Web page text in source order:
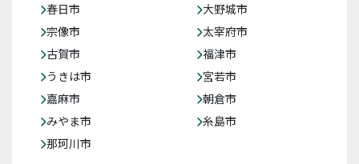
春日市
大野城市
宗像市
太宰府市
古賀市
福津市
うきは市
宮若市
嘉麻市
朝倉市
みやま市
糸島市
那珂川市